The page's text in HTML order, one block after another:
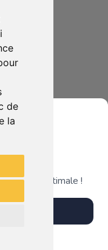
de
la
vendeur
optimale !